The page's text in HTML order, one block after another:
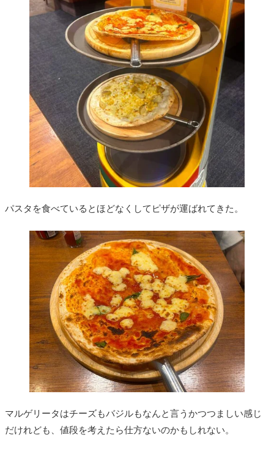
パスタを食べているとほどなくしてピザが運ばれてきた。
マルゲリータはチーズもバジルもなんと言うかつつましい感じ
だけれども、値段を考えたら仕方ないのかもしれない。